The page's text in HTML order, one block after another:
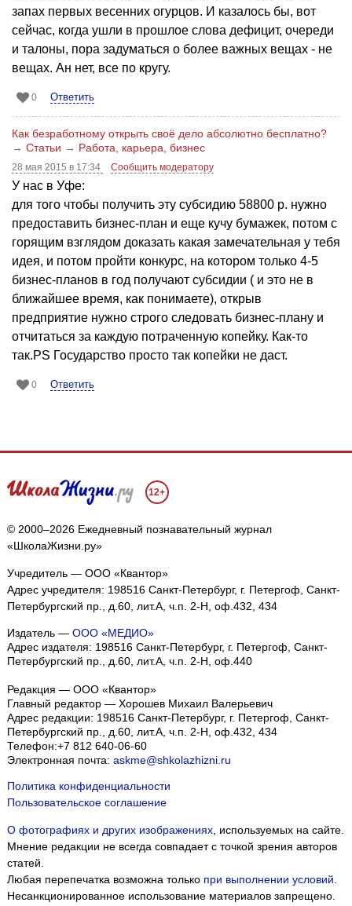
запах первых весенних огурцов. И казалось бы, вот
сейчас, когда ушли в прошлое слова дефицит, очереди
и талоны, пора задуматься о более важных вещах - не
вещах. Ан нет, все по кругу.
0 Ответить
Как безработному открыть своё дело абсолютно бесплатно?
→ Статьи → Работа, карьера, бизнес
28 мая 2015 в 17:34 Сообщить модератору
У нас в Уфе:
для того чтобы получить эту субсидию 58800 р. нужно
предоставить бизнес-план и еще кучу бумажек, потом с
горящим взглядом доказать какая замечательная у тебя
идея, и потом пройти конкурс, на котором только 4-5
бизнес-планов в год получают субсидии ( и это не в
ближайшее время, как понимаете), открыв
предприятие нужно строго следовать бизнес-плану и
отчитаться за каждую потраченную копейку. Как-то
так.PS Государство просто так копейки не даст.
0 Ответить
12+
© 2000–2026 Ежедневный познавательный журнал
«ШколаЖизни.ру»
Учредитель — ООО «Квантор»
Адрес учредителя: 198516 Санкт-Петербург, г. Петергоф, Санкт-
Петербургский пр., д.60, лит.А, ч.п. 2-Н, оф.432, 434
Издатель — ООО «МЕДИО»
Адрес издателя: 198516 Санкт-Петербург, г. Петергоф, Санкт-
Петербургский пр., д.60, лит.А, ч.п. 2-Н, оф.440
Редакция — ООО «Квантор»
Главный редактор — Хорошев Михаил Валерьевич
Адрес редакции: 198516 Санкт-Петербург, г. Петергоф Санкт-
Петербургский пр., д.60, лит.А, ч.п. 2-Н, оф.432, 434
Телефон:+7 812 640-06-60
Электронная почта: askme@shkolazhizni.ru
Политика конфиденциальности
Пользовательское соглашение
О фотографиях и других изображениях, используемых на сайте.
Мнение редакции не всегда совпадает с точкой зрения авторов
статей.
Любая перепечатка возможна только при выполнении условий
Несанкционированное использование материалов запрещено.